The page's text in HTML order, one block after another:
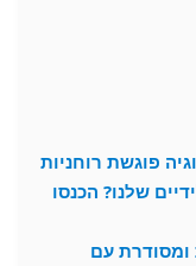
פוגשת רוחניות
שלנו? הכנסו
ומסודרת עם